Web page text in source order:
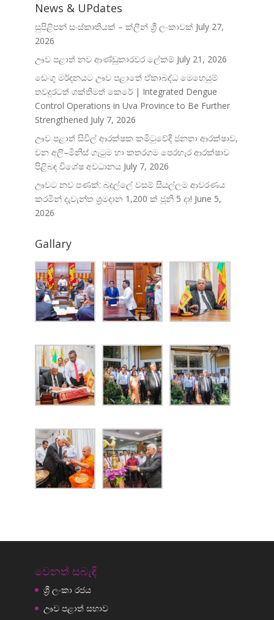
News & UPdates
සුපිළිපන් සංස්කෘතියක් – ක්ලීන් ශ්‍රී ලංකාවක් July 27,
2026
ඌව පළාත් නව ආණ්ඩුකාරවර ලේකම් July 21, 2026
ඩෙංගු මර්දනයට ඌව පළාතේ ඒකාබද්ධ මෙහෙයුම්
තවදුරටත් ශක්තිමත් කෙරේ | Integrated Dengue
Control Operations in Uva Province to Be Further
Strengthened July 7, 2026
ඌව පළාත් සිවිල් ආරක්ෂක කමිටුවේදී ජනතා ආරක්ෂාව,
වන අලි–මිනිස් ගැටුම හා කතරගම පෙරහැර ආරක්ෂාව
පිළිබඳ විශේෂ අවධානය July 7, 2026
ඌවට නව පණක්: බදුල්ලේ වසම් සියල්ලම ආවරණය
කරමින් දැවැන්ත ශ්‍රමදාන 1,200 ක් ජූනි 5 දා! June 5,
2026
Gallary
වෙනත් සබැඳි
ශ්‍රී ලංකා රජය
ඌව පළාත් සභාව